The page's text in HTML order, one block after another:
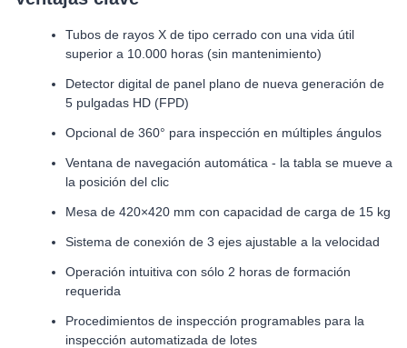
Tubos de rayos X de tipo cerrado con una vida útil
superior a 10.000 horas (sin mantenimiento)
Detector digital de panel plano de nueva generación de
5 pulgadas HD (FPD)
Opcional de 360° para inspección en múltiples ángulos
Ventana de navegación automática - la tabla se mueve a
la posición del clic
Mesa de 420×420 mm con capacidad de carga de 15 kg
Sistema de conexión de 3 ejes ajustable a la velocidad
Operación intuitiva con sólo 2 horas de formación
requerida
Procedimientos de inspección programables para la
inspección automatizada de lotes